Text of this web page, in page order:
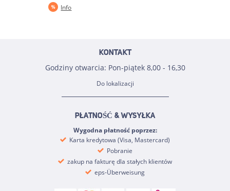
Info
KONTAKT
Godziny otwarcia: Pon-piątek 8,00 - 16,30
Do lokalizacji
PŁATNOŚĆ & WYSYŁKA
Wygodna płatność poprzez:
Karta kredytowa (Visa, Mastercard)
Pobranie
zakup na fakturę dla stałych klientów
eps-Überweisung